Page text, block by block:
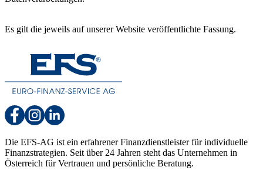
Es gilt die jeweils auf unserer Website veröffentlichte Fassung.
Die EFS-AG ist ein erfahrener Finanzdienstleister für individuelle
Finanzstrategien. Seit über 24 Jahren steht das Unternehmen in
Österreich für Vertrauen und persönliche Beratung.